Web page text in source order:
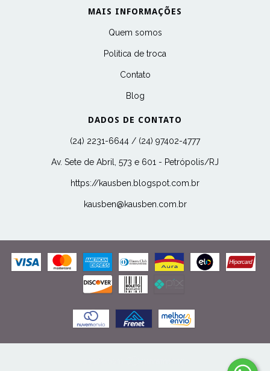
MAIS INFORMAÇÕES
Quem somos
Politica de troca
Contato
Blog
DADOS DE CONTATO
(24) 2231-6644 / (24) 97402-4777
Av. Sete de Abril, 573 e 601 - Petrópolis/RJ
https://kausben.blogspot.com.br
kausben@kausben.com.br